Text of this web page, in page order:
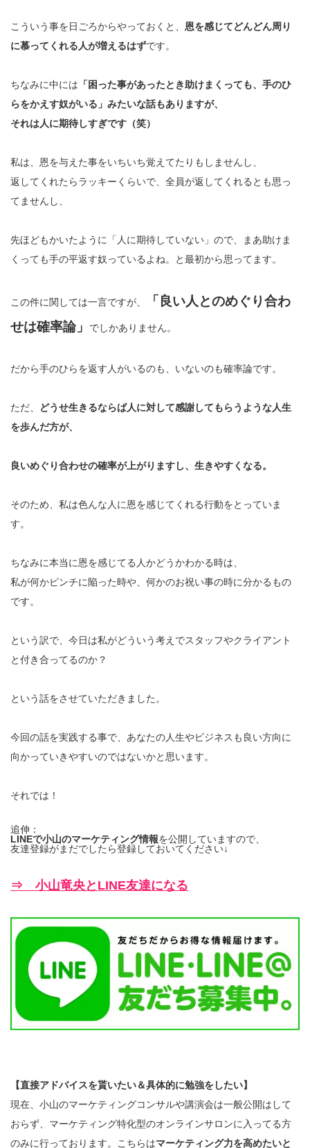
こういう事を日ごろからやっておくと、 恩を感じてどんどん周り
に慕ってくれる人が増えるはずです。
ちなみに中には 「困った事があったとき助けまくっても、手のひ
らをかえす奴がいる」みたいな話もありますが、
それは人に期待しすぎです（笑）
私は、恩を与えた事をいちいち覚えてたりもしませんし、
返してくれたらラッキーくらいで、全員が返してくれるとも思っ
てませんし、
先ほどもかいたように「人に期待していない」ので、まあ助けま
くっても手の平返す奴っているよね。と最初から思ってます。
この件に関しては一言ですが、
「良い人とのめぐり合わ
せは確率論」
でしかありません。
だから手のひらを返す人がいるのも、いないのも確率論です。
ただ、
どうせ生きるならば人に対して感謝してもらうような人生
を歩んだ方が、
良いめぐり合わせの確率が上がりますし、生きやすくなる。
そのため、私は色んな人に恩を感じてくれる行動をとっていま
す。
ちなみに本当に恩を感じてる人かどうかわかる時は、
私が何かピンチに陥った時や、何かのお祝い事の時に分かるもの
です。
という訳で、今日は私がどういう考えでスタッフやクライアント
と付き合ってるのか？
という話をさせていただきました。
今回の話を実践する事で、あなたの人生やビジネスも良い方向に
向かっていきやすいのではないかと思います。
それでは！
追伸：
LINEで小山のマーケティング情報を公開していますので、
友達登録がまだでしたら登録しておいてください↓
⇒ 小山竜央とLINE友達になる
【直接アドバイスを貰いたい＆具体的に勉強をしたい】
現在、小山のマーケティングコンサルや講演会は一般公開はして
おらず、マーケティング特化型のオンラインサロンに入ってる方
のみに行っております。こちらはマーケティング力を高めたいと